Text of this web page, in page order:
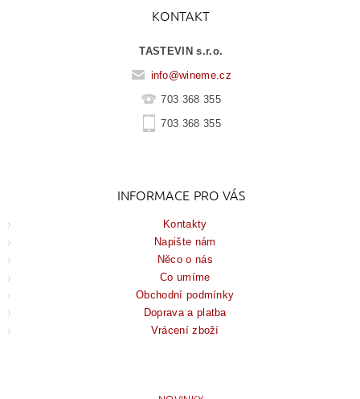
KONTAKT
TASTEVIN s.r.o.
info@wineme.cz
703 368 355
703 368 355
INFORMACE PRO VÁS
Kontakty
Napište nám
Něco o nás
Co umíme
Obchodní podmínky
Doprava a platba
Vrácení zboží